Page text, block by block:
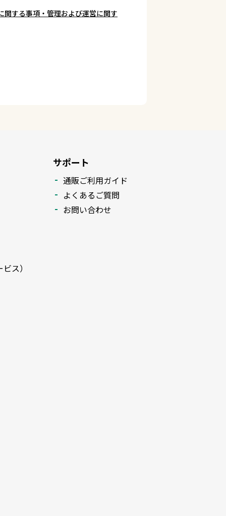
関する事項・管理および運営に関す
ス）
サポート
通販ご利用ガイド
よくあるご質問
お問い合わせ